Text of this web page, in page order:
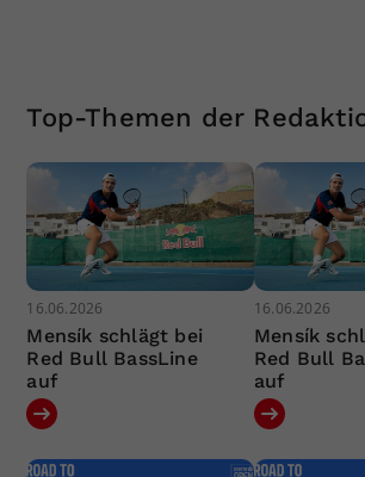
Top-Themen der
16.06.2026
Mensík schlägt bei
Red Bull BassLine
auf
16.06.2026
Mensík
Red Bull
auf